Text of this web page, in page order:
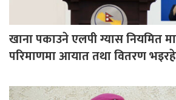
खाना पकाउने एलपी ग्यास नियमित
परिमाणमा आयात तथा वितरण